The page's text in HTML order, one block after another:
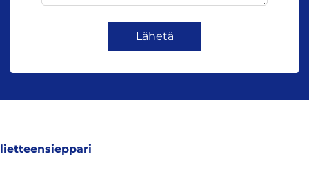
Lähetä
lietteensieppari